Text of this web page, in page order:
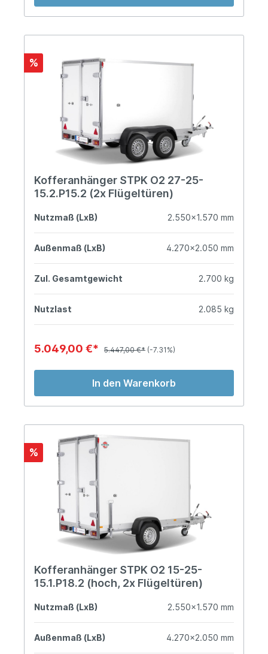
%
Kofferanhänger STPK O2 27-25-
15.2.P15.2 (2x Flügeltüren)
Nutzmaß (LxB) 2.550x1.570 mm
Außenmaß (LxB) 4.270x2.050 mm
Zul. Gesamtgewicht 2.700 kg
Nutzlast 2.085 kg
5.049,00 €* 5.447,00 €* (-7.31%)
In den Warenkorb
%
Kofferanhänger STPK O2 15-25-
15.1.P18.2 (hoch, 2x Flügeltüren)
Nutzmaß (LxB) 2.550x1.570 mm
Außenmaß (LxB) 4.270x2.050 mm